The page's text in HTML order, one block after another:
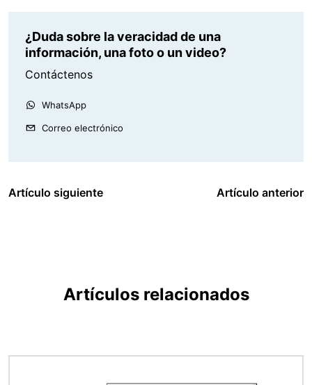
¿Duda sobre la veracidad de una
información, una foto o un video?
Contáctenos
WhatsApp
Correo electrónico
Artículo siguiente Artículo anterior
Artículos relacionados